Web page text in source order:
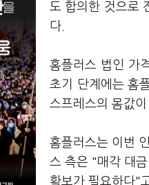
도 합의한 것으로
다.
홈플러스 법인 가
초기 단계에는 홈
스프레스의 몸값
홈플러스는 이번
스 측은 "매각 대
확보가 필요하다"